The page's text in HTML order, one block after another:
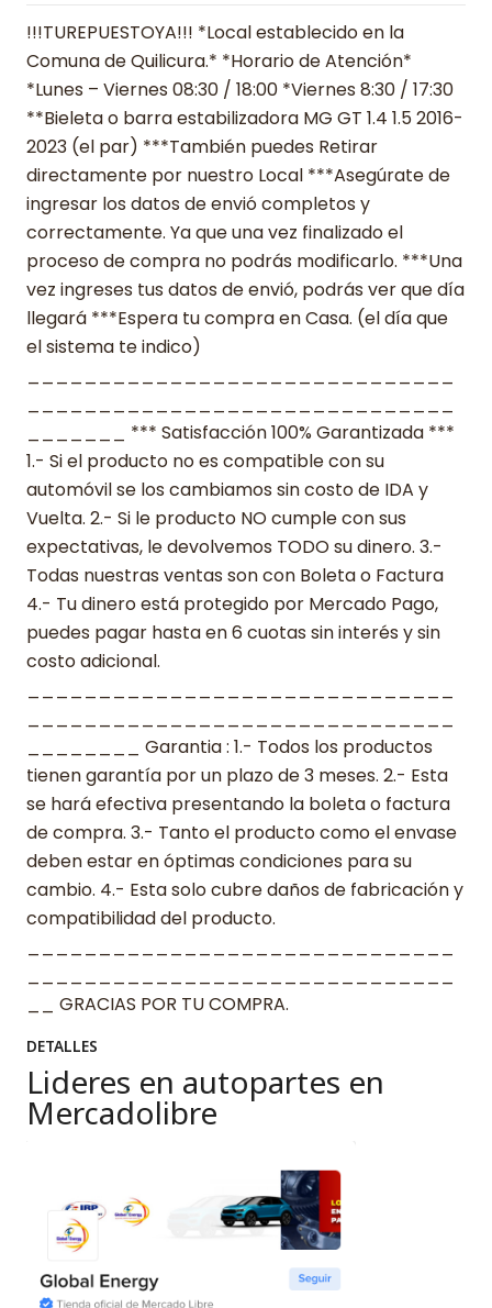
!!!TUREPUESTOYA!!! *Local establecido en la
Comuna de Quilicura.* *Horario de Atención*
*Lunes – Viernes 08:30 / 18:00 *Viernes 8:30 / 17:30
**Bieleta o barra estabilizadora MG GT 1.4 1.5 2016-
2023 (el par) ***También puedes Retirar
directamente por nuestro Local ***Asegúrate de
ingresar los datos de envió completos y
correctamente. Ya que una vez finalizado el
proceso de compra no podrás modificarlo. ***Una
vez ingreses tus datos de envió, podrás ver que día
llegará ***Espera tu compra en Casa. (el día que
el sistema te indico)
_______ *** Satisfacción 100% Garantizada ***
1.- Si el producto no es compatible con su
automóvil se los cambiamos sin costo de IDA y
Vuelta. 2.- Si le producto NO cumple con sus
expectativas, le devolvemos TODO su dinero. 3.-
Todas nuestras ventas son con Boleta o Factura
4.- Tu dinero está protegido por Mercado Pago,
puedes pagar hasta en 6 cuotas sin interés y sin
costo adicional.
________ Garantia : 1.- Todos los productos
tienen garantía por un plazo de 3 meses. 2.- Esta
se hará efectiva presentando la boleta o factura
de compra. 3.- Tanto el producto como el envase
deben estar en óptimas condiciones para su
cambio. 4.- Esta solo cubre daños de fabricación y
compatibilidad del producto.
__ GRACIAS POR TU COMPRA.
DETALLES
Lideres en autopartes en
Mercadolibre